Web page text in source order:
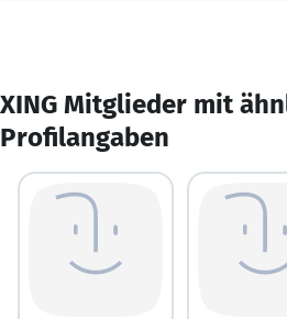
XING Mitglieder mit
Profilangaben